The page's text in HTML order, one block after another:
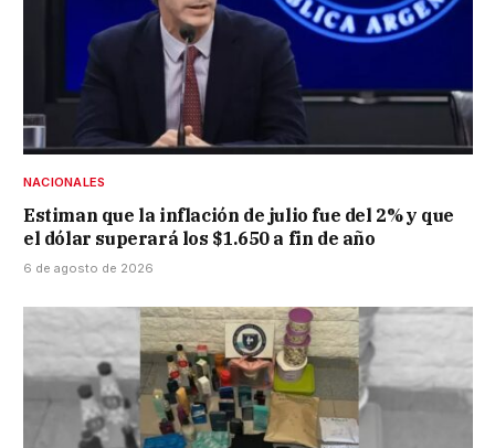
NACIONALES
Estiman que la inflación de julio fue del 2% y que
el dólar superará los $1.650 a fin de año
6 de agosto de 2026